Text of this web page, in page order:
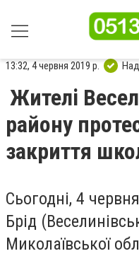
13:32, 4 червня 2019 р.
Жителі
району
закриття
Сьогодні, 4
Брід
Миколаївської